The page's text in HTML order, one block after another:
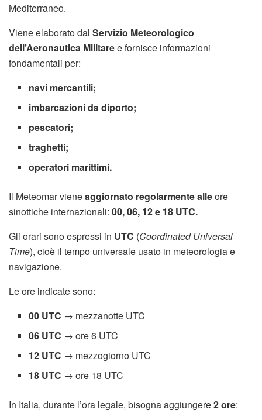
Mediterraneo.
Viene elaborato dal Servizio Meteorologico
dell’Aeronautica Militaree fornisce informazioni
fondamentali per:
navi mercantili;
imbarcazioni da diporto;
pescatori;
traghetti;
operatori marittimi.
Il Meteomar vieneaggiornato regolarmente alleore
sinottiche internazionali: 00, 06, 12 e 18 UTC.
Gli orari sono espressi in UTC (Coordinated Universal
Time), cioè il tempo universale usato in meteorologia e
navigazione.
Le ore indicate sono:
00 UTC → mezzanotte UTC
06 UTC → ore 6 UTC
12 UTC → mezzogiorno UTC
18 UTC → ore 18 UTC
In Italia, durante l’ora legale, bisogna aggiungere2 ore: